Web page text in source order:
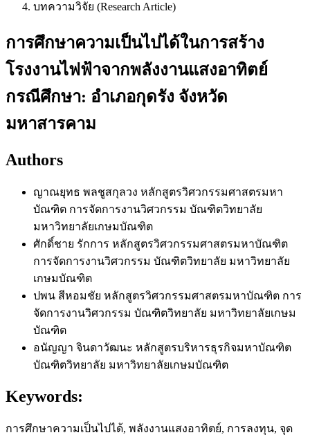
บทความวิจัย (Research Article)
การศึกษาความเป็นไปได้ในการสร้าง
โรงงานไฟฟ้าจากพลังงานแสงอาทิตย์
กรณีศึกษา: อำเภอกุดรัง จังหวัด
มหาสารคาม
Authors
ญาณยุทธ พลชูสกุลวง หลักสูตรวิศวกรรมศาสตรมหา
บัณฑิต การจัดการงานวิศวกรรม บัณฑิตวิทยาลัย
มหาวิทยาลัยเกษมบัณฑิต
ศักดิ์ชาย รักการ หลักสูตรวิศวกรรมศาสตรมหาบัณฑิต
การจัดการงานวิศวกรรม บัณฑิตวิทยาลัย มหาวิทยาลัย
เกษมบัณฑิต
ปพน สีหอมชัย หลักสูตรวิศวกรรมศาสตรมหาบัณฑิต การ
จัดการงานวิศวกรรม บัณฑิตวิทยาลัย มหาวิทยาลัยเกษม
บัณฑิต
อนัญญา จินดาวัฒนะ หลักสูตรบริหารธุรกิจมหาบัณฑิต
บัณฑิตวิทยาลัย มหาวิทยาลัยเกษมบัณฑิต
Keywords:
การศึกษาความเป็นไปได้, พลังงานแสงอาทิตย์, การลงทุน, จุด